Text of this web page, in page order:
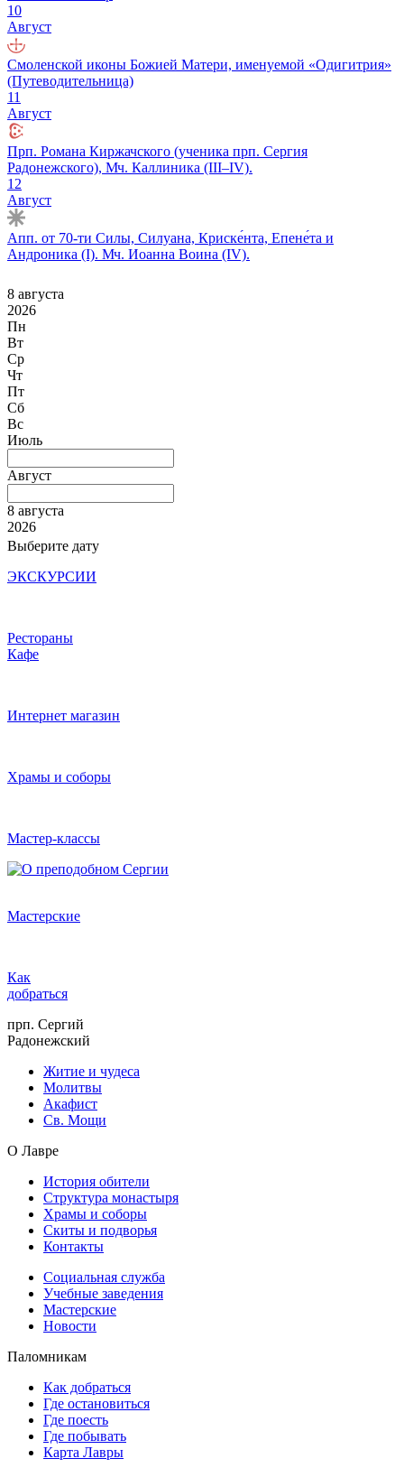
10
Август
Смоленской иконы Божией Матери, именуемой «Одигитрия»
(Путеводительница)
11
Август
Прп. Романа Киржачского (ученика прп. Сергия
Радонежского), Мч. Каллиника (III–IV).
12
Август
Апп. от 70-ти Силы, Силуана, Криске́нта, Епене́та и
Андроника (I). Мч. Иоанна Воина (IV).
8 августа
2026
Пн
Вт
Ср
Чт
Пт
Сб
Вс
Июль
Август
8 августа
2026
Выберите дату
ЭКСКУРСИИ
Рестораны
Кафе
Интернет магазин
Храмы и соборы
Мастер-классы
Мастерские
Как
добраться
прп. Сергий
Радонежский
Житие и чудеса
Молитвы
Акафист
Св. Мощи
О Лавре
История обители
Структура монастыря
Храмы и соборы
Скиты и подворья
Контакты
Социальная служба
Учебные заведения
Мастерские
Новости
Паломникам
Как добраться
Где остановиться
Где поесть
Где побывать
Карта Лавры